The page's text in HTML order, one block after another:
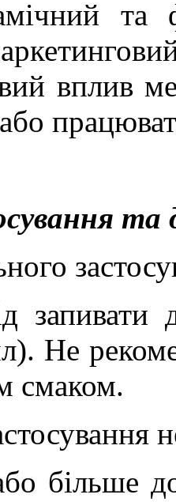
та
вплив
та
запивати
Не
смаком.
більше